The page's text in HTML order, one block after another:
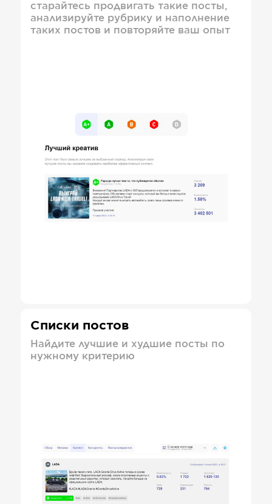
старайтесь продвигать такие посты,
анализируйте рубрику и наполнение
таких постов и повторяйте ваш опыт
Списки постов
Найдите лучшие и худшие посты по
нужному критерию